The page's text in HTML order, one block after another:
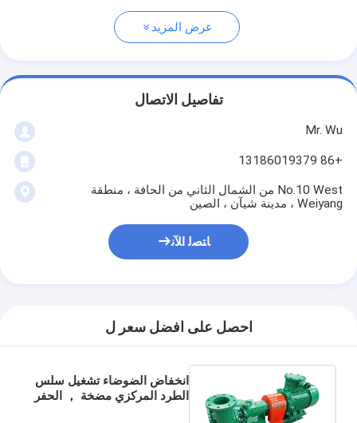
عرض المزيد
تفاصيل الاتصال
Mr. Wu
+86 13186019379
No.10 West من الشمال الثاني من الحافة ، منطقة
Weiyang ، مدينة شيآن ، الصين
ﺎﺘﺼﻟ ﺍﻶﻧ
احصل على افضل سعر ل
انخفاض الضوضاء تشغيل سلس
الطرد المركزي مضخة ， الحفر